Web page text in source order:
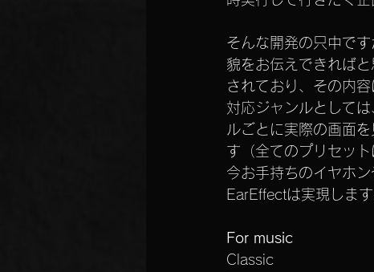
そんな開発の只中で
貌をお伝えできれば
されており、その内容
対応ジャンルとして
ルごとに実際の画面
す（全てのプリセッ
今お手持ちのイヤホ
EarEffectは実現します
For music
Classic